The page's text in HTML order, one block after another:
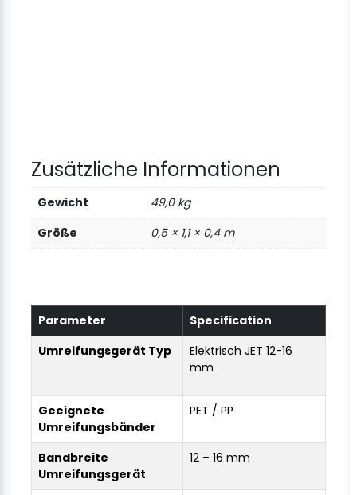
Zusätzliche Informationen
Gewicht
49,0 kg
Größe
0,5 × 1,1 × 0,4 m
Parameter
Specification
Umreifungsgerät Typ
Elektrisch JET 12-16
mm
Geeignete
Umreifungsbänder
PET / PP
Bandbreite
Umreifungsgerät
12 – 16 mm